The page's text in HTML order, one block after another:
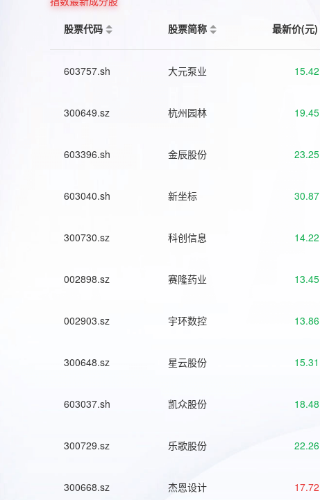
股票代码
股票简称 最新价(元)
603757.sh 大元泵业 15.42
300649.sz 杭州园林 19.45
603396.sh 金辰股份 23.25
603040.sh 新坐标 30.87
300730.sz 科创信息 14.22
002898.sz 赛隆药业 13.45
002903.sz 宇环数控 13.86
300648.sz 星云股份 15.31
603037.sh 凯众股份 18.48
300729.sz 乐歌股份 22.26
300668.sz 杰恩设计 17.72